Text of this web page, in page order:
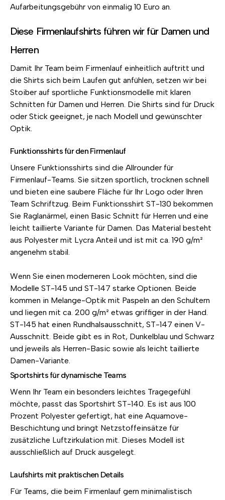
Aufarbeitungsgebühr von einmalig 10 Euro an.
Diese Firmenlaufshirts führen wir für Damen und
Herren
Damit Ihr Team beim Firmenlauf einheitlich auftritt und
die Shirts sich beim Laufen gut anfühlen, setzen wir bei
Stoiber auf sportliche Funktionsmodelle mit klaren
Schnitten für Damen und Herren. Die Shirts sind für Druck
oder Stick geeignet, je nach Modell und gewünschter
Optik.
Funktionsshirts für den Firmenlauf
Unsere Funktionsshirts sind die Allrounder für
Firmenlauf-Teams. Sie sitzen sportlich, trocknen schnell
und bieten eine saubere Fläche für Ihr Logo oder Ihren
Team Schriftzug. Beim Funktionsshirt ST-130 bekommen
Sie Raglanärmel, einen Basic Schnitt für Herren und eine
leicht taillierte Variante für Damen. Das Material besteht
aus Polyester mit Lycra Anteil und ist mit ca. 190 g/m²
angenehm stabil.
Wenn Sie einen moderneren Look möchten, sind die
Modelle ST-145 und ST-147 starke Optionen. Beide
kommen in Melange-Optik mit Paspeln an den Schultern
und liegen mit ca. 200 g/m² etwas griffiger in der Hand.
ST-145 hat einen Rundhalsausschnitt, ST-147 einen V-
Ausschnitt. Beide gibt es in Rot, Dunkelblau und Schwarz
und jeweils als Herren-Basic sowie als leicht taillierte
Damen-Variante.
Sportshirts für dynamische Teams
Wenn Ihr Team ein besonders leichtes Tragegefühl
möchte, passt das Sportshirt ST-140. Es ist aus 100
Prozent Polyester gefertigt, hat eine Aquamove-
Beschichtung und bringt Netzstoffeinsätze für
zusätzliche Luftzirkulation mit. Dieses Modell ist
ausschließlich auf Druck ausgelegt.
Laufshirts mit praktischen Details
Für Teams, die beim Firmenlauf gern minimalistisch